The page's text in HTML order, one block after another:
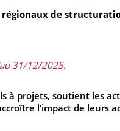
de
31/12/2025.
à projets, soutient les
l’impact de leurs